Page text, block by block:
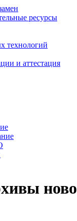
ресурсы
технологий
и аттестация